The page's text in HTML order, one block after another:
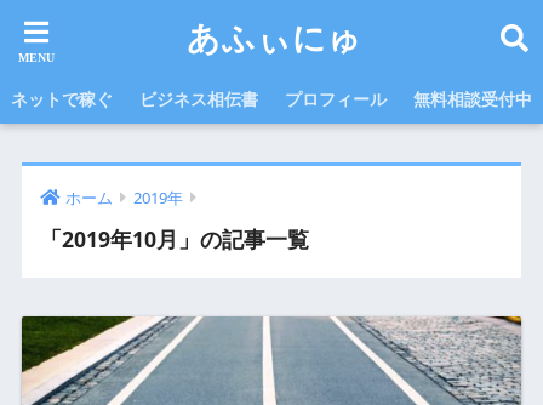
あふぃにゅ
ネットで稼ぐ ビジネス相伝書 プロフィール 無料相談受付中
ホーム 2019年
「2019年10月」の記事一覧